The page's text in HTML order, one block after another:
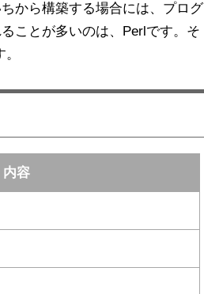
から構築する場合には、プログ
ことが多いのは、Perlです。そ
内容